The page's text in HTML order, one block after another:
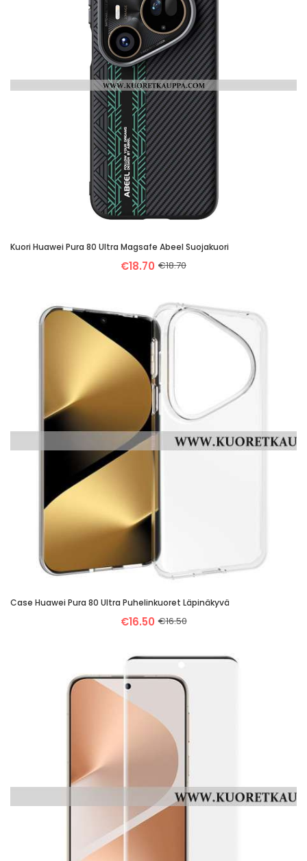
Kuori Huawei Pura 80 Ultra Magsafe Abeel Suojakuori
€18.70 €18.70
Case Huawei Pura 80 Ultra Puhelinkuoret Läpinäkyvä
€16.50 €16.50